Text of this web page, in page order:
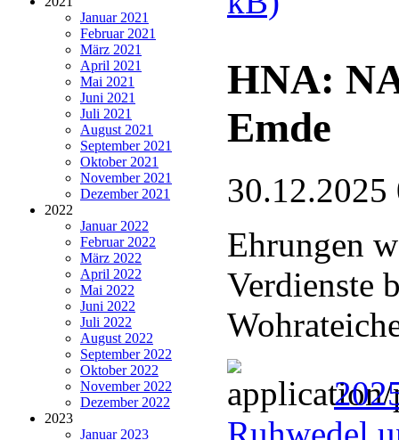
Januar 2021
Februar 2021
März 2021
April 2021
Mai 2021
Juni 2021
Juli 2021
August 2021
September 2021
Oktober 2021
November 2021
Dezember 2021
2022
Januar 2022
Februar 2022
März 2022
April 2022
Mai 2022
Juni 2022
Juli 2022
August 2022
September 2022
Oktober 2022
November 2022
Dezember 2022
2023
Januar 2023
HNA:
Emde
30.12.2025
Ehrungen
Verdienste